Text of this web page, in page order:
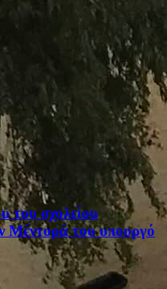
του σχολείου
Μέντορά του υπουργό